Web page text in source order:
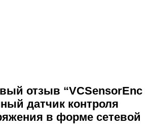
отзыв “VCSensorEnc
датчик контроля
в форме сетевой